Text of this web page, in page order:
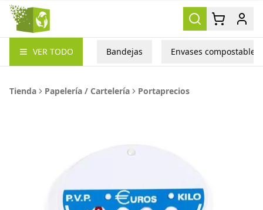
Packea
VER TODO Bandejas Envases compostables
Tienda Papelería / Cartelería Portaprecios